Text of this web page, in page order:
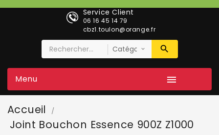
Service Client
06 16 45 14 79
cbz1.toulon@orange.fr

Menu
Accueil
Joint Bouchon Essence 900Z Z1000